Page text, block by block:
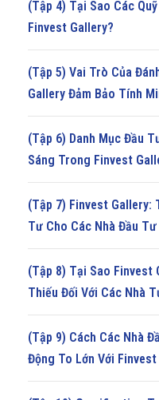
(Tập 4) Tại Sao Các
Finvest Gallery?
(Tập 5) Vai Trò Của
Gallery Đảm Bảo Tính
(Tập 6) Danh Mục Đầu
Sáng Trong Finvest
(Tập 7) Finvest Gallery:
Tư Cho Các Nhà Đầu
(Tập 8) Tại Sao Finvest
Thiếu Đối Với Các Nhà
(Tập 9) Cách Các Nhà
Động To Lớn Với